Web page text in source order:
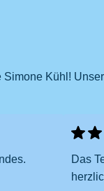
Kühl!
Das